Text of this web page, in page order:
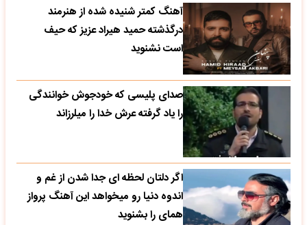
آهنگ کمتر شنیده شده از هنرمند
درگذشته حمید هیراد عزیز که حیف
است نشنوید
صدای پلیسی که خودجوش خوانندگی
را یاد گرفته عرش خدا را میلرزاند
اگر دلتان لحظه ای جدا شدن از غم و
اندوه دنیا رو میخواهد این آهنگ پرواز
همای را بشنوید